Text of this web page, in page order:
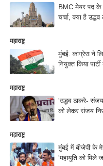
BMC मेयर पद के
चर्चा, क्या है
महाराष्ट्र
मुंबई: कांग्रेस ने
नियुक्त किया
महाराष्ट्र
'उद्धव ठाकरे-
को लेकर संजय
महाराष्ट्र
मुंबई में बीजेपी के
'महायुति को मिले